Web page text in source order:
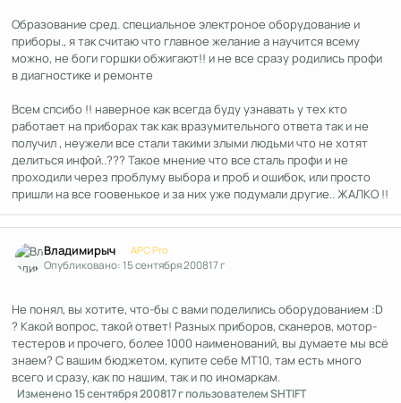
Образование сред. специальное электроное оборудование и
приборы., я так считаю что главное желание а научится всему
можно, не боги горшки обжигают!! и не все сразу родились профи
в диагностике и ремонте
Всем спсибо !! наверное как всегда буду узнавать у тех кто
работает на приборах так как вразумительного ответа так и не
получил , неужели все стали такими злыми людьми что не хотят
делиться инфой..??? Такое мнение что все сталь профи и не
проходили через проблуму выбора и проб и ошибок, или просто
пришли на все гоовенькое и за них уже подумали другие.. ЖАЛКО !!
Владимирыч APC Pro
Опубликовано:15 сентября 200817 г
Не понял, вы хотите, что-бы с вами поделились оборудованием :D
? Какой вопрос, такой ответ! Разных приборов, сканеров, мотор-
тестеров и прочего, более 1000 наименований, вы думаете мы всё
знаем? С вашим бюджетом, купите себе МТ10, там есть много
всего и сразу, как по нашим, так и по иномаркам.
Изменено15 сентября 200817 гпользователем SHTIFT